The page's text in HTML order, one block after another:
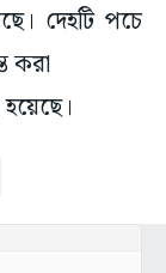
দেহটি পচে
করা